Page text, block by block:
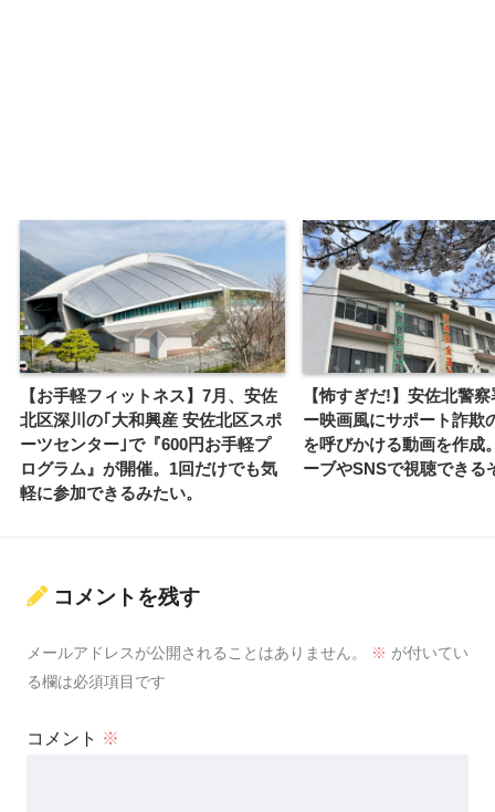
【お手軽フィットネス】7月、安佐
北区深川の｢大和興産 安佐北区スポ
ーツセンター｣で『600円お手軽プ
ログラム』が開催。1回だけでも気
軽に参加できるみたい。
【怖すぎだ!】安佐北警
ー映画風にサポート詐欺
を呼びかける動画を作成
ーブやSNSで視聴できる
コメントを残す
メールアドレスが公開されることはありません。 ※ が付いてい
る欄は必須項目です
コメント ※